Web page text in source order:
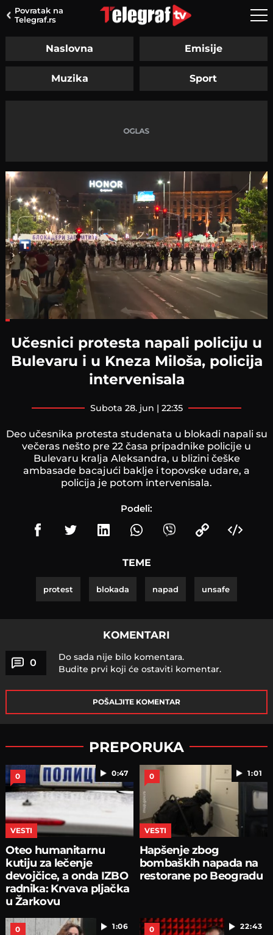
Povratak na
Telegraf.rs
Naslovna Emisije
Muzika Sport
Učesnici protesta napali policiju u
Bulevaru i u Kneza Miloša, policija
intervenisala
subota 28. jun | 22:35
Deo učesnika protesta studenata u blokadi napali su
večeras nešto pre 22 časa pripadnike policije u
Bulevaru kralja Aleksandra, u blizini češke
ambasade bacajući baklje i topovske udare, a
policija je potom intervenisala.
Podeli:
TEME
protest blokada napad unsafe
KOMENTARI
0
Do sada nije bilo komentara.
Budite prvi koji će ostaviti komentar.
POŠALJITE KOMENTAR
PREPORUKA
0:47
0
VESTI
Oteo humanitarnu
kutiju za lečenje
devojčice, a onda IZBO
radnika: Krvava pljačka
u Žarkovu
1:01
0
VESTI
Hapšenje zbog
bombaških napada na
restorane po Beogradu
1:06
0 22:43
0